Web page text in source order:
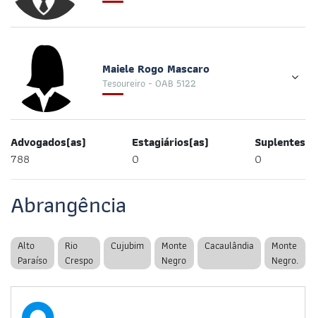
Maiele Rogo Mascaro
Tesoureiro - OAB 5122
Advogados(as)
788
Estagiários(as)
0
Suplentes
0
Abrangência
Alto
Paraíso
Rio
Crespo
Cujubim
Monte
Negro
Cacaulândia
Monte
Negro.